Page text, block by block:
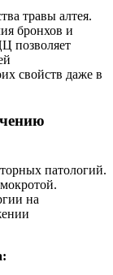
травы алтея.
бронхов и
позволяет
свойств даже в
патологий.
на